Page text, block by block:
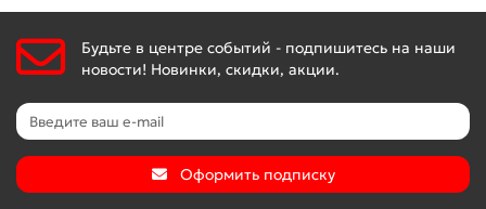
Будьте в центре событий - подпишитесь на наши
новости! Новинки, скидки, акции.
Оформить подписку